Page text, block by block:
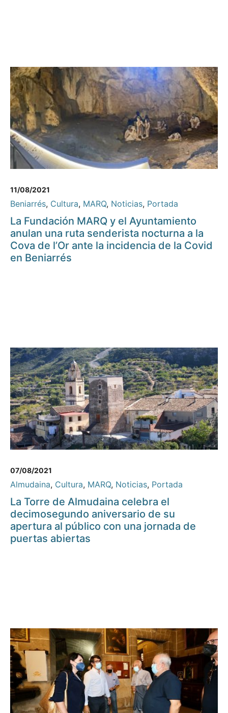
11/08/2021
Beniarrés, Cultura, MARQ, Noticias, Portada
La Fundación MARQ y el Ayuntamiento
anulan una ruta senderista nocturna a la
Cova de l’Or ante la incidencia de la Covid
en Beniarrés
07/08/2021
Almudaina, Cultura, MARQ, Noticias, Portada
La Torre de Almudaina celebra el
decimosegundo aniversario de su
apertura al público con una jornada de
puertas abiertas